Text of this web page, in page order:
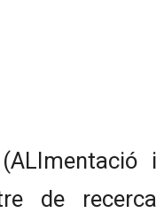
i
de recerca